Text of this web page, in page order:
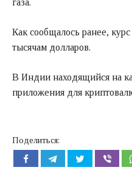
Как сообщалось ранее,
тысячам долларов.
В Индии находящийся на
приложения для
Поделиться: